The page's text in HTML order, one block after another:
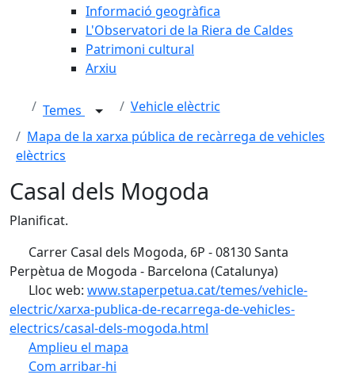
Informació geogràfica
L'Observatori de la Riera de Caldes
Patrimoni cultural
Arxiu
Temes
Vehicle elèctric
Mapa de la xarxa pública de recàrrega de vehicles
elèctrics
Casal dels Mogoda
Planificat.
Carrer Casal dels Mogoda, 6P - 08130 Santa
Perpètua de Mogoda - Barcelona (Catalunya)
Lloc web: www.staperpetua.cat/temes/vehicle-
electric/xarxa-publica-de-recarrega-de-vehicles-
electrics/casal-dels-mogoda.html
Amplieu el mapa
Com arribar-hi